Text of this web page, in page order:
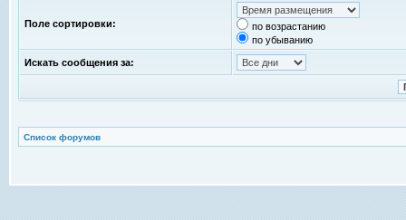
Поле сортировки:
по возрастанию
по убыванию
Искать сообщения за:
Список форумов